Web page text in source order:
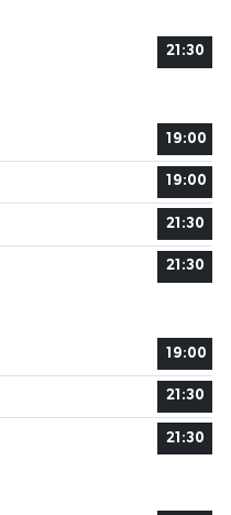
21:30
19:00
19:00
21:30
21:30
19:00
21:30
21:30